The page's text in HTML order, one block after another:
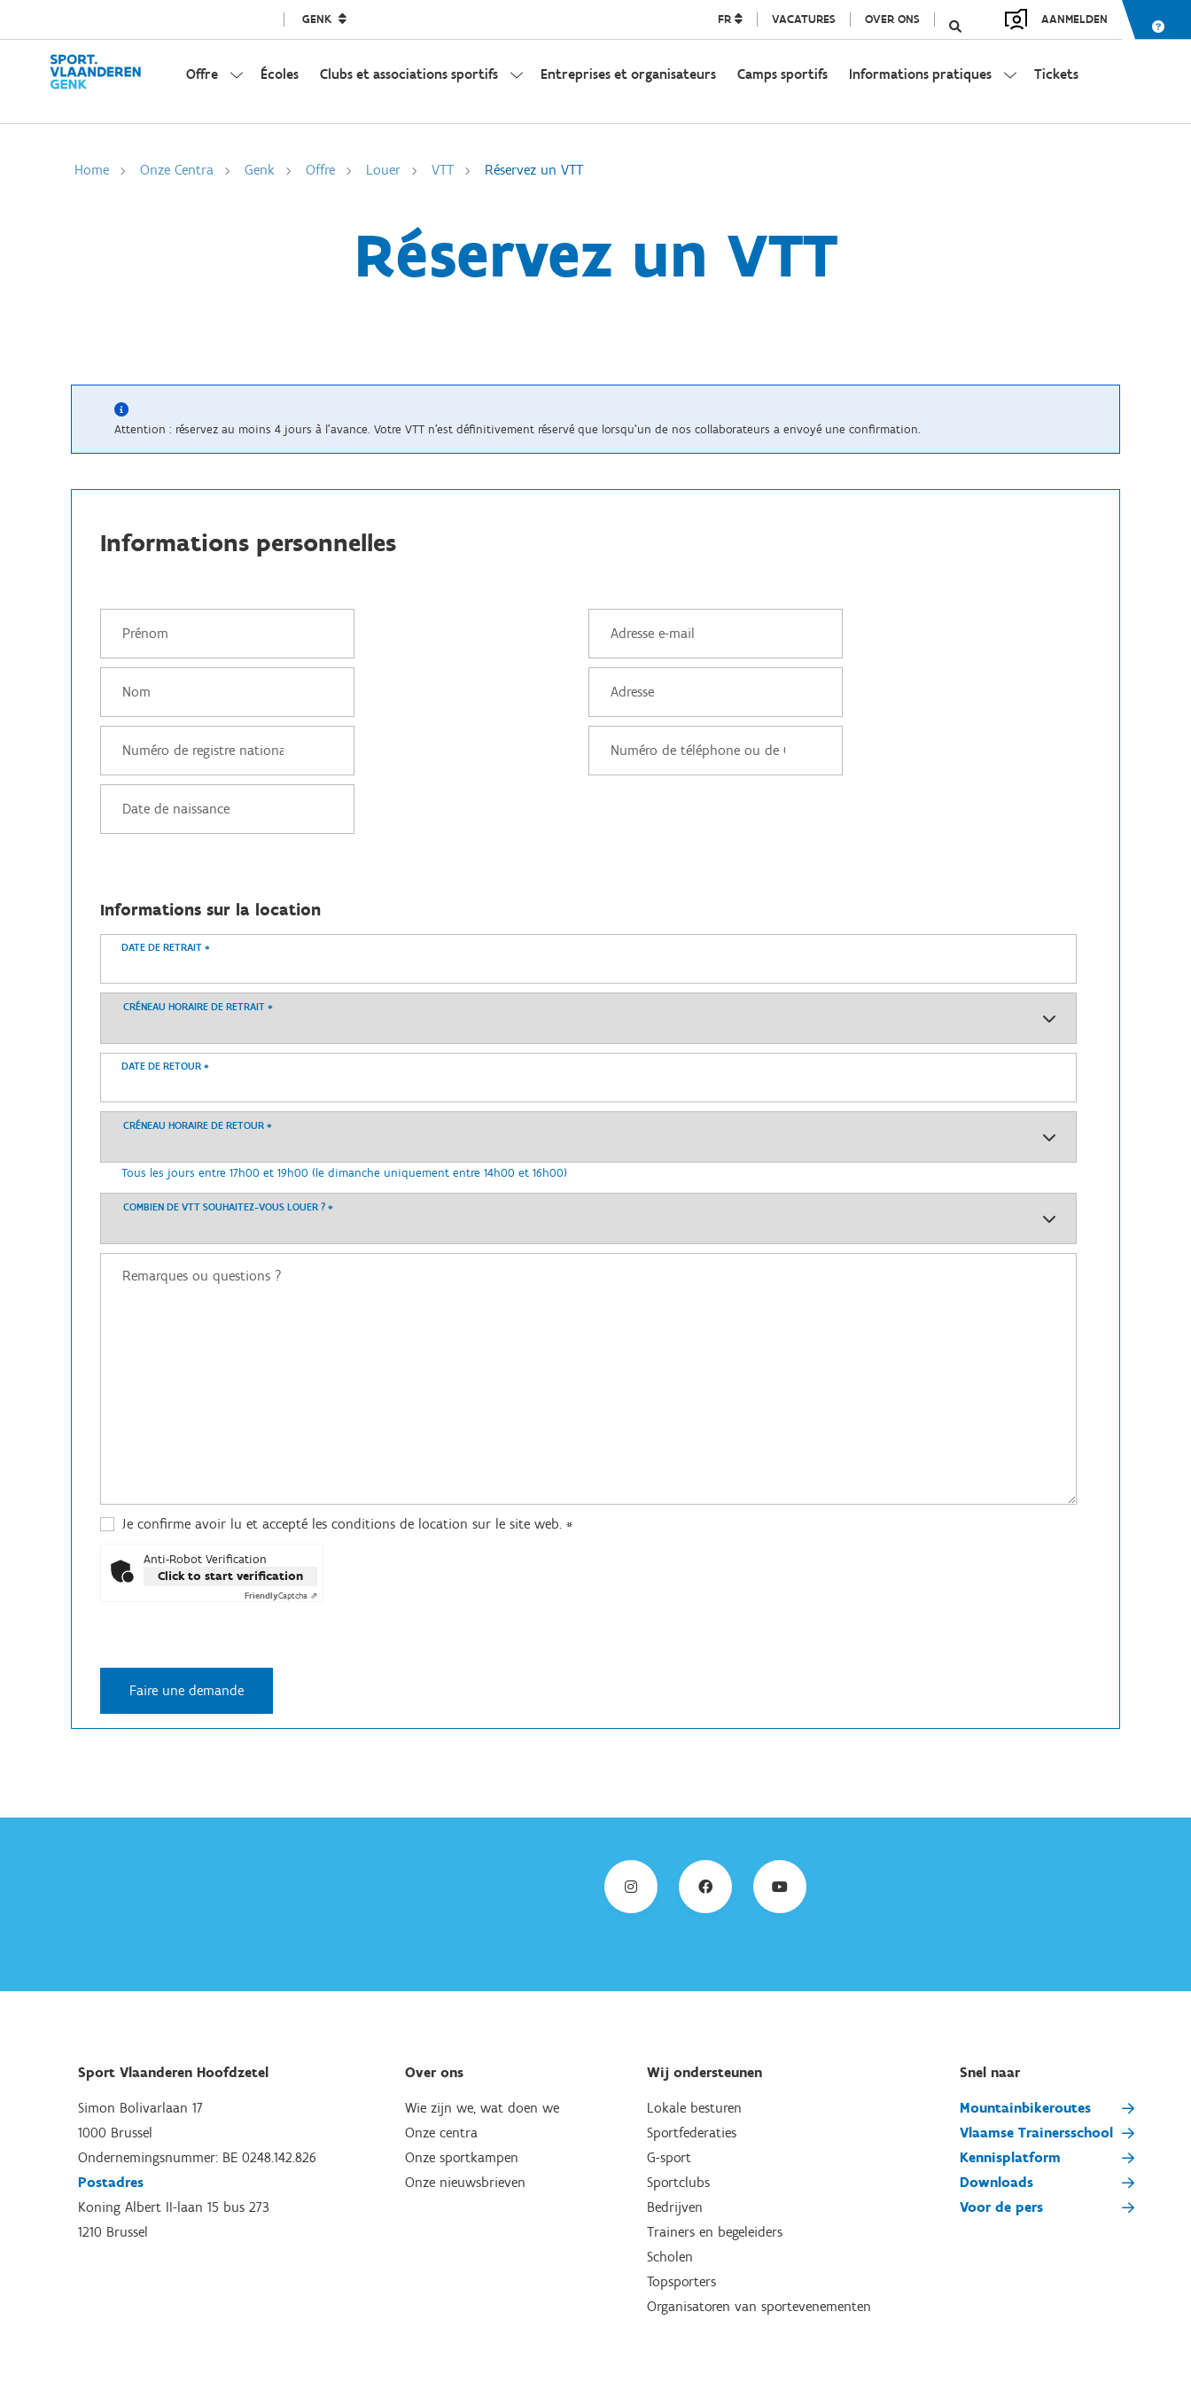
GENK FR VACATURES OVER ONS AANMELDEN
Offre Écoles Clubs et associations sportifs Entreprises et organisateurs Camps sportifs Informations pratiques Tickets
Home Onze Centra Genk Offre Louer VTT Réservez un VTT
Réservez un VTT
Attention : réservez au moins 4 jours à l’avance. Votre VTT n’est définitivement réservé que lorsqu’un de nos collaborateurs a envoyé une confirmation.
Informations personnelles
Informations sur la location
DATE DE RETRAIT *
CRÉNEAU HORAIRE DE RETRAIT *
DATE DE RETOUR *
CRÉNEAU HORAIRE DE RETOUR *
Tous les jours entre 17h00 et 19h00 (le dimanche uniquement entre 14h00 et 16h00)
COMBIEN DE VTT SOUHAITEZ-VOUS LOUER ? *
Je confirme avoir lu et accepté les conditions de location sur le site web. *
Anti-Robot Verification
Click to start verification
FriendlyCaptcha ⇗
Sport Vlaanderen Hoofdzetel
Simon Bolivarlaan 17
1000 Brussel
Ondernemingsnummer: BE 0248.142.826
Postadres
Koning Albert II-laan 15 bus 273
1210 Brussel
Over ons
Wie zijn we, wat doen we
Onze centra
Onze sportkampen
Onze nieuwsbrieven
Wij ondersteunen
Lokale besturen
Sportfederaties
G-sport
Sportclubs
Bedrijven
Trainers en begeleiders
Scholen
Topsporters
Organisatoren van sportevenementen
Snel naar
Mountainbikeroutes
Vlaamse Trainersschool
Kennisplatform
Downloads
Voor de pers